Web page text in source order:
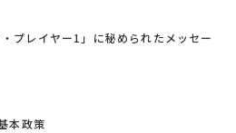
プレイヤー1」に秘められたメッセー
本政策